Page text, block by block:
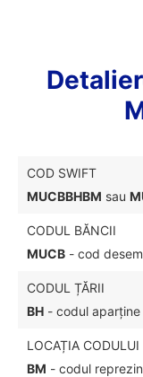
COD SWIFT
MUCBBHBM sau
CODUL BĂNCII
MUCB - cod
CODUL ȚĂRII
BH - codul aparține
LOCAȚIA CODULUI
BM - codul